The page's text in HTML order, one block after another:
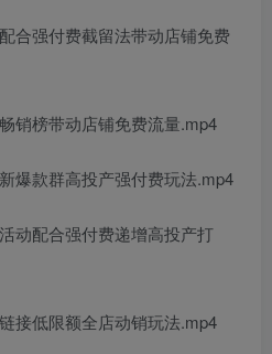
合强付费截留法带动店铺免费
销榜带动店铺免费流量.mp4
爆款群高投产强付费玩法.mp4
动配合强付费递增高投产打
接低限额全店动销玩法.mp4